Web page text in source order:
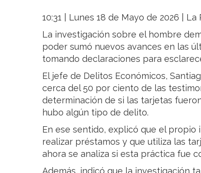
10:31 | Lunes 18 de Mayo de 2026 |
La investigación sobre el hombre
poder sumó nuevos avances en las
tomando declaraciones para
El jefe de Delitos Económicos,
cerca del 50 por ciento de las
determinación de si las tarjetas
hubo algún tipo de delito.
En ese sentido, explicó que el
realizar préstamos y que utiliza las
ahora se analiza si esta práctica fue
Además, indicó que la investigación